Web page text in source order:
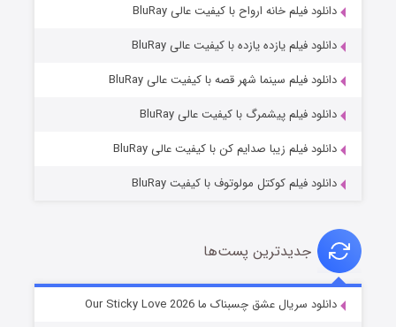
شوهر
دانلود فیلم خانه ارواح با کیفیت عالی BluRay
دانلود فیلم یازده یازده با کیفیت عالی BluRay
دانلود فیلم سینما شهر قصه با کیفیت عالی BluRay
دانلود فیلم پیشمرگ با کیفیت عالی BluRay
دانلود فیلم زیبا صدایم کن با کیفیت عالی BluRay
دانلود فیلم کوکتل مولوتوف با کیفیت BluRay
جدیدترین پست‌ها
دانلود سریال عشق چسبناک ما Our Sticky Love 2026